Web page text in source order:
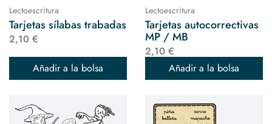
Lectoescritura
Tarjetas sílabas trabadas
2,10 €
Añadir a la bolsa
Lectoescritura
Tarjetas autocorrectivas
MP / MB
2,10 €
Añadir a la bolsa